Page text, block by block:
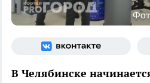
В Челябинске